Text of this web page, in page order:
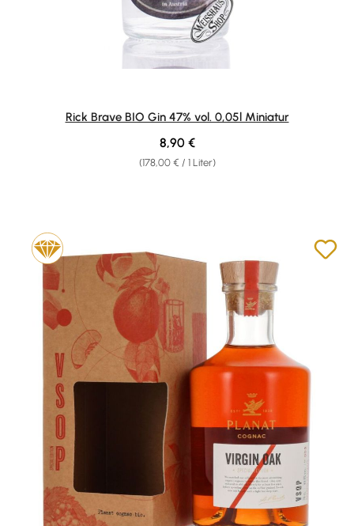
Rick Brave BIO Gin 47% vol. 0,05l Miniatur
(178,00 € / 1 Liter)
Regulärer Preis:
8,90 €